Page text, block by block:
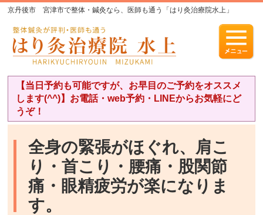
京丹後市 宮津市で整体・鍼灸なら、医師も通う「はり灸治療院水上」
【当日予約も可能ですが、お早目のご予約をオススメ
します(^^)】お電話・web予約・LINEからお気軽にど
うぞ！
全身の緊張がほぐれ、肩こ
り・首こり・腰痛・股関節
痛・眼精疲労が楽になりま
す。